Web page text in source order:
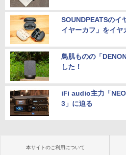
SOUNDPEATSのイ
イヤーカフ」をイヤ
鳥肌ものの「
した！
iFi audio主力「
3」に迫る
本サイトのご利用について